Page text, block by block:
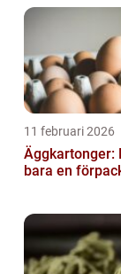
kemiska
11 februari 2026
Äggkartonger:
bara en